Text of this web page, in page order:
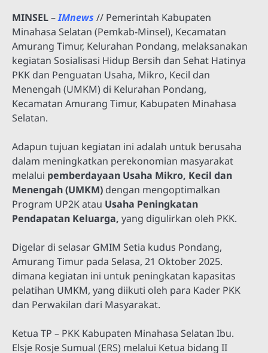
MINSEL–IMnews // Pemerintah Kabupaten
Minahasa Selatan (Pemkab-Minsel), Kecamatan
Amurang Timur, Kelurahan Pondang, melaksanakan
kegiatan Sosialisasi Hidup Bersih dan Sehat Hatinya
PKK dan Penguatan Usaha, Mikro, Kecil dan
Menengah (UMKM) di Kelurahan Pondang,
Kecamatan Amurang Timur, Kabupaten Minahasa
Selatan.
Adapun tujuan kegiatan ini adalah untuk berusaha
dalam meningkatkan perekonomian masyarakat
melalui pemberdayaan Usaha Mikro, Kecil dan
Menengah (UMKM) dengan mengoptimalkan
Program UP2K atau Usaha Peningkatan
Pendapatan Keluarga, yang digulirkan oleh PKK.
Digelar di selasar GMIM Setia kudus Pondang,
Amurang Timur pada Selasa, 21 Oktober 2025.
dimana kegiatan ini untuk peningkatan kapasitas
pelatihan UMKM, yang diikuti oleh para Kader PKK
dan Perwakilan dari Masyarakat.
Ketua TP – PKK Kabupaten Minahasa Selatan Ibu.
Elsje Rosje Sumual (ERS) melalui Ketua bidang II